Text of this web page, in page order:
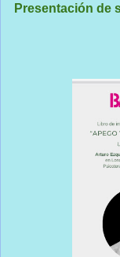
Presentación de